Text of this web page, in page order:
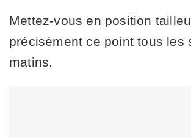
Mettez-vous en position
précisément ce point tous les
matins.